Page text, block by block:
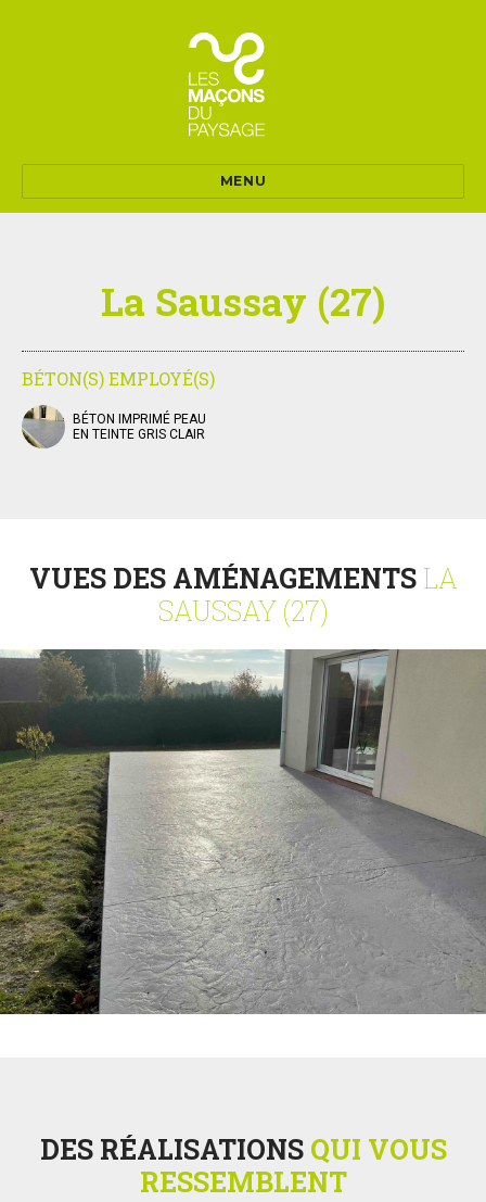
MENU
La Saussay (27)
BÉTON(S) EMPLOYÉ(S)
BÉTON IMPRIMÉ PEAU
EN TEINTE GRIS CLAIR
VUES DES AMÉNAGEMENTS LA
SAUSSAY (27)
DES RÉALISATIONS QUI VOUS
RESSEMBLENT